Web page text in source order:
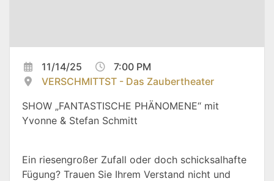
11/14/25
7:00 PM
VERSCHMITTST - Das Zaubertheater
SHOW „FANTASTISCHE PHÄNOMENE“ mit
Yvonne & Stefan Schmitt
Ein riesengroßer Zufall oder doch schicksalhafte
Fügung? Trauen Sie Ihrem Verstand nicht und